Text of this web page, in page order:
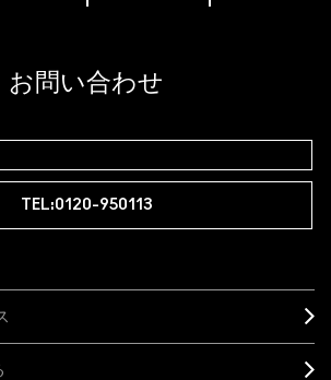
Cラバー ロイヤリティ プログ
に10%OFF
お問い合わせ
TEL:0120-950113